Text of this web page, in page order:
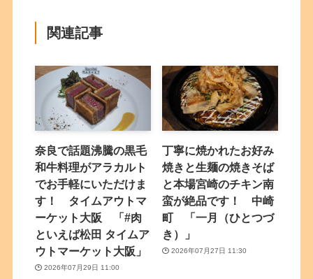
関連記事
奈良で話題沸騰の黒毛
和牛料理がアラカルト
でお手軽にいただけま
す！ タイムアウトマ
ーケット大阪 「#肉
といえば松田 タイムア
ウトマーケット大阪」
2026年07月29日 11:00
丁寧に焼かれたお好み
焼きと生麺の焼きそば
と本場宮崎のチキン南
蛮が絶品です！ 中崎
町 「一月（ひとつづ
き）」
2026年07月27日 11:30